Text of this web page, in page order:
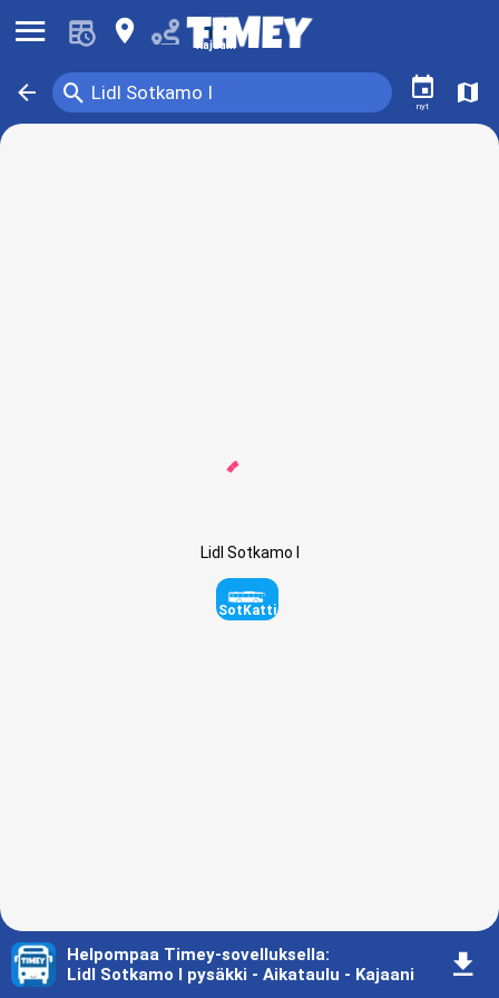
󰍜 󰍎 Kajaani
󰁍 Lidl Sotkamo I
󰍉 󰃭
nyt
󰍍
Lidl Sotkamo I
SotKatti
Helpompaa Timey-sovelluksella:
Lidl Sotkamo I pysäkki - Aikataulu - Kajaani
󰇚